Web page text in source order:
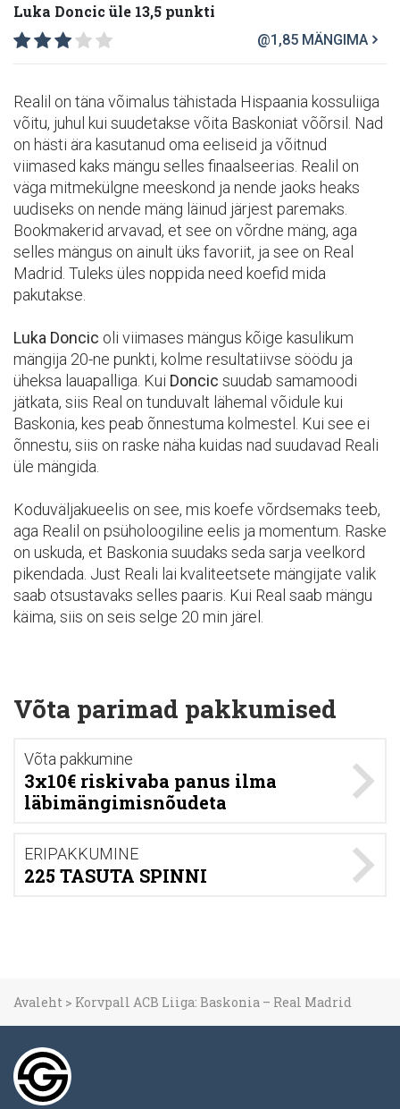
Luka Doncic üle 13,5 punkti
@1,85 MÄNGIMA
Realil on täna võimalus tähistada Hispaania kossuliiga
võitu, juhul kui suudetakse võita Baskoniat võõrsil. Nad
on hästi ära kasutanud oma eeliseid ja võitnud
viimased kaks mängu selles finaalseerias. Realil on
väga mitmekülgne meeskond ja nende jaoks heaks
uudiseks on nende mäng läinud järjest paremaks.
Bookmakerid arvavad, et see on võrdne mäng, aga
selles mängus on ainult üks favoriit, ja see on Real
Madrid. Tuleks üles noppida need koefid mida
pakutakse.
Luka Doncic oli viimases mängus kõige kasulikum
mängija 20-ne punkti, kolme resultatiivse söödu ja
üheksa lauapalliga. Kui Doncic suudab samamoodi
jätkata, siis Real on tunduvalt lähemal võidule kui
Baskonia, kes peab õnnestuma kolmestel. Kui see ei
õnnestu, siis on raske näha kuidas nad suudavad Reali
üle mängida.
Koduväljakueelis on see, mis koefe võrdsemaks teeb,
aga Realil on psüholoogiline eelis ja momentum. Raske
on uskuda, et Baskonia suudaks seda sarja veelkord
pikendada. Just Reali lai kvaliteetsete mängijate valik
saab otsustavaks selles paaris. Kui Real saab mängu
käima, siis on seis selge 20 min järel.
Võta parimad pakkumised
Võta pakkumine
3x10€ riskivaba panus ilma
läbimängimisnõudeta
ERIPAKKUMINE
225 TASUTA SPINNI
Avaleht > Korvpall ACB Liiga: Baskonia – Real Madrid